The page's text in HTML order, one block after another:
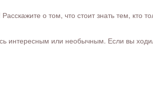
о том, что стоит знать тем, кто
интересным или необычным. Если вы